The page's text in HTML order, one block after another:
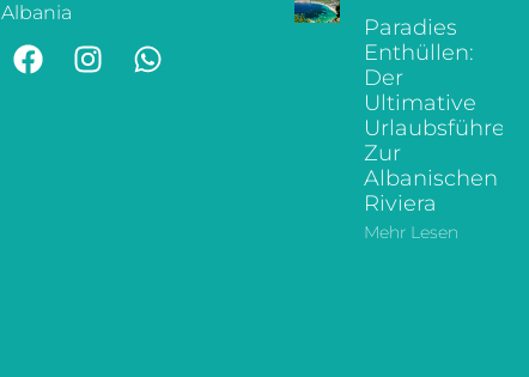
Albania
Paradies
Enthüllen:
Der
Ultimative
Urlaubsführer
Zur
Albanischen
Riviera
Mehr Lesen